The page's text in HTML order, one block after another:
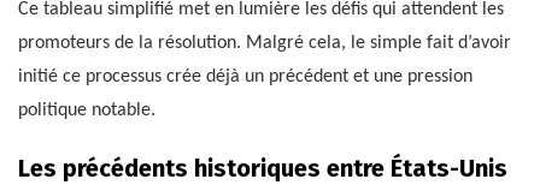
Ce tableau simplifié met en lumière les défis qui attendent les
promoteurs de la résolution. Malgré cela, le simple fait d’avoir
initié ce processus crée déjà un précédent et une pression
politique notable.
Les précédents historiques entre États-Unis